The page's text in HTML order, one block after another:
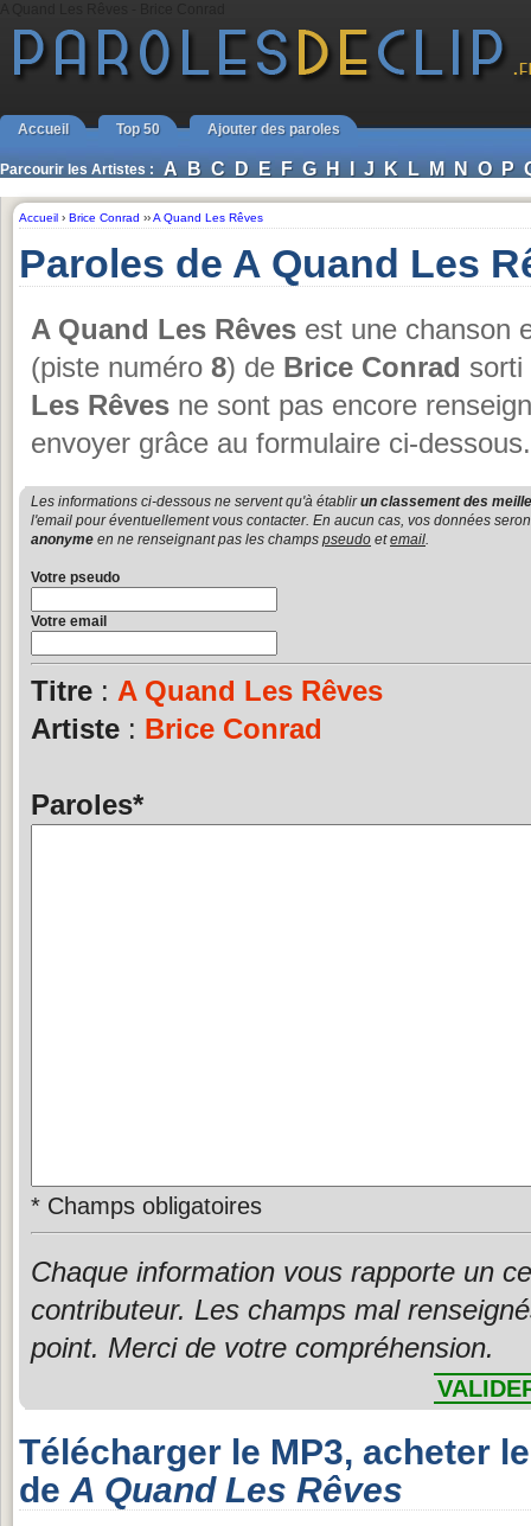
Accueil Top 50 Ajouter des paroles
Parcourir les Artistes : A B C D E F G H I J K L M N O P
Accueil › Brice Conrad ››A Quand Les Rêves
Paroles de A Quand Les
A Quand Les Rêves est une chanson
(piste numéro 8) de Brice Conrad
Les Rêves ne sont pas encore
envoyer grâce au formulaire ci-dessous.
Les informations ci-dessous ne servent qu'à établirun classement des
l'email pour éventuellement vous contacter. En aucun cas, vos données
anonyme en ne renseignant pas les champs pseudo etemail.
Votre pseudo
Votre email
Titre : A Quand Les Rêves
Artiste : Brice Conrad
Paroles*
* Champs obligatoires
Chaque information vous rapporte un
contributeur. Les champs mal
point. Merci de votre compréhension.
Télécharger le MP3, acheter
de A Quand Les Rêves